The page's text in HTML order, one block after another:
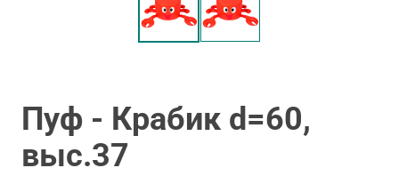
Пуф - Крабик d=60,
выс.37